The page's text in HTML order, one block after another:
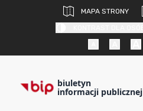
MAPA STRONY
biuletyn
informacji publicznej